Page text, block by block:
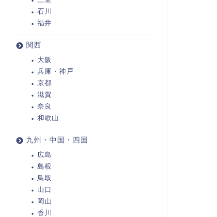
石川
福井
関西
大阪
兵庫・神戸
京都
滋賀
奈良
和歌山
九州・中国・四国
広島
島根
鳥取
山口
岡山
香川